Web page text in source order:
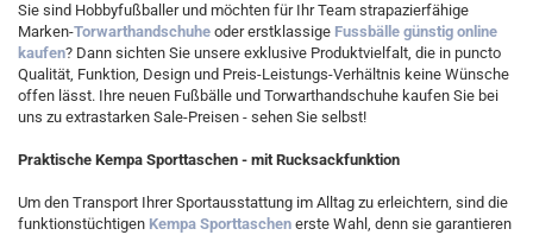
Sie sind Hobbyfußballer und möchten für Ihr Team strapazierfähige
Marken-Torwarthandschuhe oder erstklassige Fussbälle günstig online
kaufen? Dann sichten Sie unsere exklusive Produktvielfalt, die in puncto
Qualität, Funktion, Design und Preis-Leistungs-Verhältnis keine Wünsche
offen lässt. Ihre neuen Fußbälle und Torwarthandschuhe kaufen Sie bei
uns zu extrastarken Sale-Preisen - sehen Sie selbst!
Praktische Kempa Sporttaschen - mit Rucksackfunktion
Um den Transport Ihrer Sportausstattung im Alltag zu erleichtern, sind die
funktionstüchtigen Kempa Sporttaschen erste Wahl, denn sie garantieren